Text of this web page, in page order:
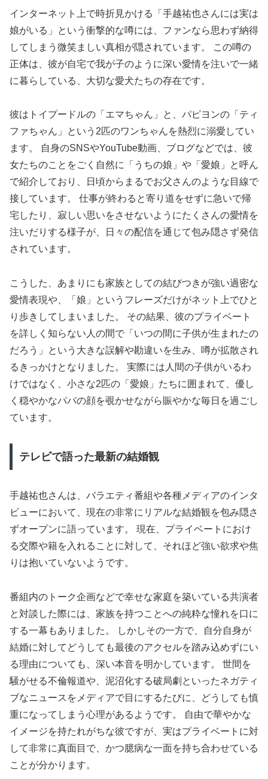
インターネット上で時折見かける「手越祐也さんには実は
娘がいる」という衝撃的な噂には、ファンなら思わず納得
してしまう微笑ましい真相が隠されています。 この噂の
正体は、彼が自宅で我が子のように深い愛情を注いで一緒
に暮らしている、大切な愛犬たちの存在です。
彼はトイプードルの「エマちゃん」と、パピヨンの「ティ
ファちゃん」という2匹のワンちゃんを熱烈に溺愛してい
ます。 自身のSNSやYouTube動画、ブログなどでは、彼
女たちのことをごく自然に「うちの娘」や「愛娘」と呼ん
で紹介しており、日頃からまるでお父さんのような目線で
接しています。 仕事が終わると寄り道をせずに急いで帰
宅したり、寂しい思いをさせないようにたくさんの愛情を
注いだりする様子が、日々の配信を通じて包み隠さず発信
されています。
こうした、あまりにも家族としての結びつきが強い過密な
愛情表現や、「娘」というフレーズだけがネット上でひと
り歩きしてしまいました。 その結果、彼のプライベート
を詳しく知らない人の間で「いつの間に子供が生まれたの
だろう」という大きな誤解や勘違いを生み、噂が拡散され
るきっかけとなりました。 実際には人間の子供がいるわ
けではなく、小さな2匹の「愛娘」たちに囲まれて、優し
く穏やかなパパの顔を覗かせながら賑やかな毎日を過ごし
ています。
テレビで語った最新の結婚観
手越祐也さんは、バラエティ番組や各種メディアのインタ
ビューにおいて、現在の非常にリアルな結婚観を包み隠さ
ずオープンに語っています。 現在、プライベートにおけ
る交際や籍を入れることに対して、それほど強い欲求や焦
りは抱いていないようです。
番組内のトーク企画などで幸せな家庭を築いている共演者
と対談した際には、家族を持つことへの純粋な憧れを口に
する一幕もありました。 しかしその一方で、自分自身が
結婚に対してどうしても最後のアクセルを踏み込めずにい
る理由についても、深い本音を明かしています。 世間を
騒がせる不倫報道や、泥沼化する破局劇といったネガティ
ブなニュースをメディアで目にするたびに、どうしても慎
重になってしまう心理があるようです。 自由で華やかな
イメージを持たれがちな彼ですが、実はプライベートに対
して非常に真面目で、かつ臆病な一面を持ち合わせている
ことが分かります。